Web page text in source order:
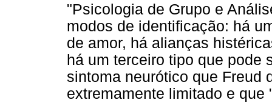
"Psicologia de Grupo e
modos de identificação: há
de amor, há alianças
há um terceiro tipo que pode
sintoma neurótico que Freud
extremamente limitado e